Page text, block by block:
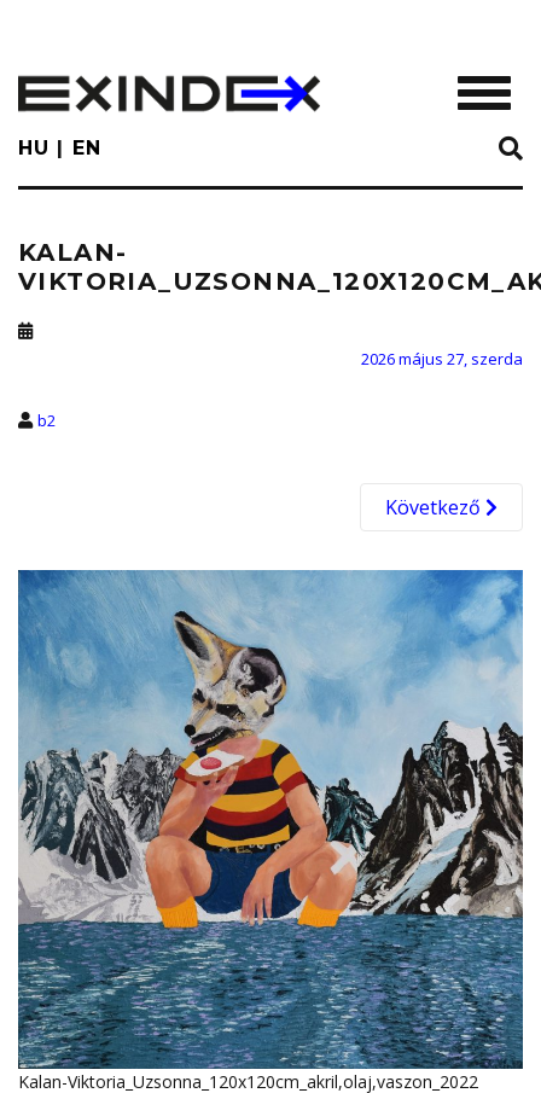
main
content
HU EN
KALAN-
2026 május 27, szerda
b2
Következő
Kalan-Viktoria_Uzsonna_120x120cm_akril,olaj,vaszon_2022